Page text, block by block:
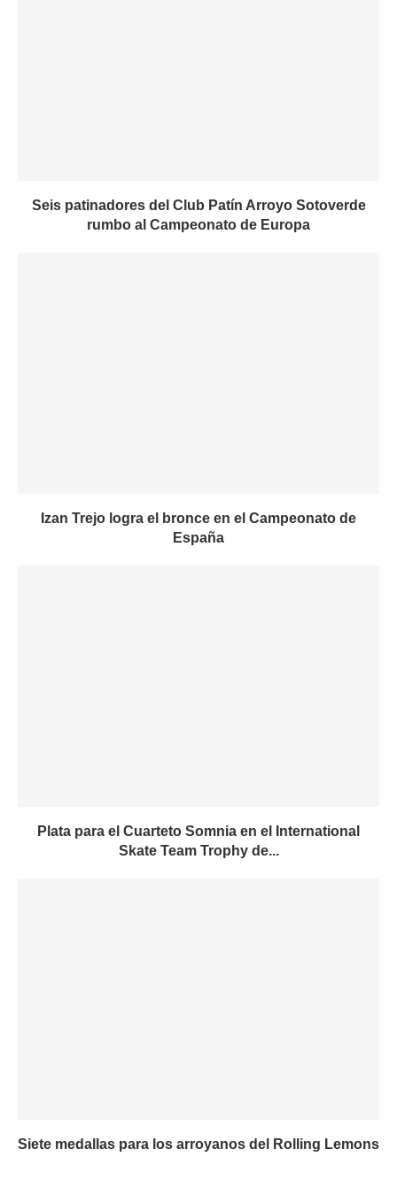
Seis patinadores del Club Patín Arroyo Sotoverde
rumbo al Campeonato de Europa
Izan Trejo logra el bronce en el Campeonato de
España
Plata para el Cuarteto Somnia en el International
Skate Team Trophy de...
Siete medallas para los arroyanos del Rolling Lemons